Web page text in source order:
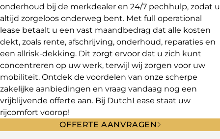
onderhoud bij de merkdealer en 24/7 pechhulp, zodat u
altijd zorgeloos onderweg bent. Met full operational
lease betaalt u een vast maandbedrag dat alle kosten
dekt, zoals rente, afschrijving, onderhoud, reparaties en
een allrisk-dekking. Dit zorgt ervoor dat u zich kunt
concentreren op uw werk, terwijl wij zorgen voor uw
mobiliteit. Ontdek de voordelen van onze scherpe
zakelijke aanbiedingen en vraag vandaag nog een
vrijblijvende offerte aan. Bij DutchLease staat uw
rijcomfort voorop!
OFFERTE AANVRAGEN